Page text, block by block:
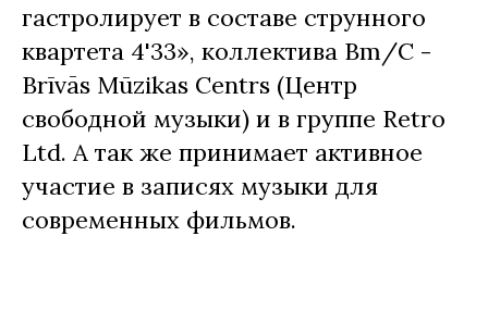
гастролирует в составе струнного
квартета 4'33», коллектива Bm/C -
Brīvās Mūzikas Centrs (Центр
свободной музыки) и в группе Retro
Ltd. А так же принимает активное
участие в записях музыки для
современных фильмов.